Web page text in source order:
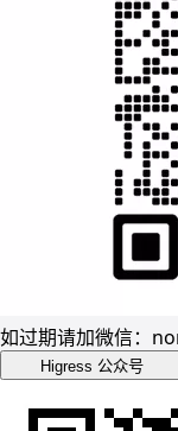
如过期请加微信：
Higress 公众号